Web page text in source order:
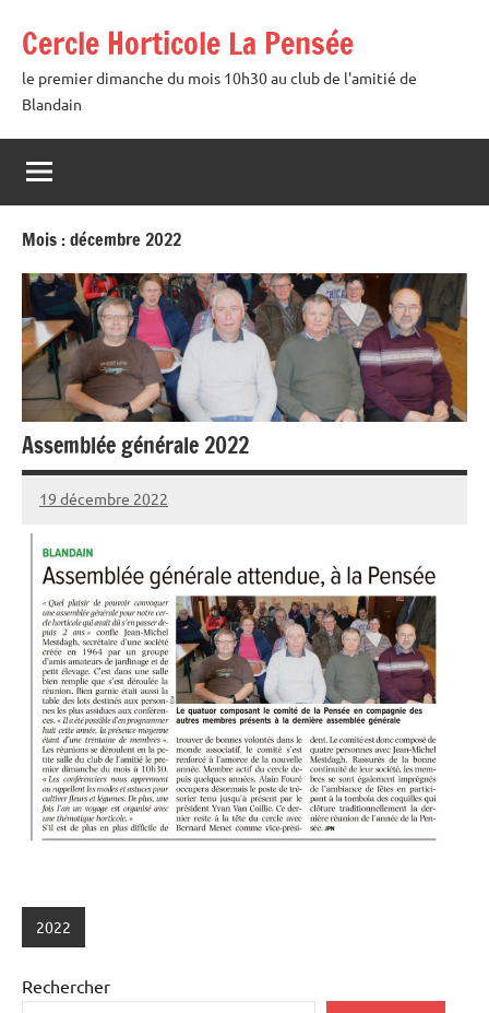
contenu
Cercle Horticole La Pensée
le premier dimanche du mois 10h30 au club de l'amitié de
Blandain
Mois :décembre 2022
Assemblée générale 2022
19 décembre 2022
admin
2022
Rechercher